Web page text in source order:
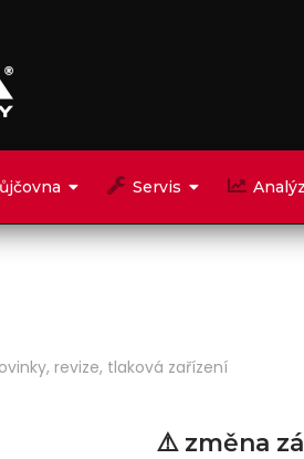
Servis
, revize, tlaková zařízení
⚠️ změna